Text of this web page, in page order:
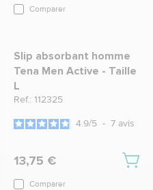
Comparer
Slip absorbant homme
Tena Men Active - Taille
L
Ref.: 112325
4.9/5 - 7 avis
13,75 €
Comparer